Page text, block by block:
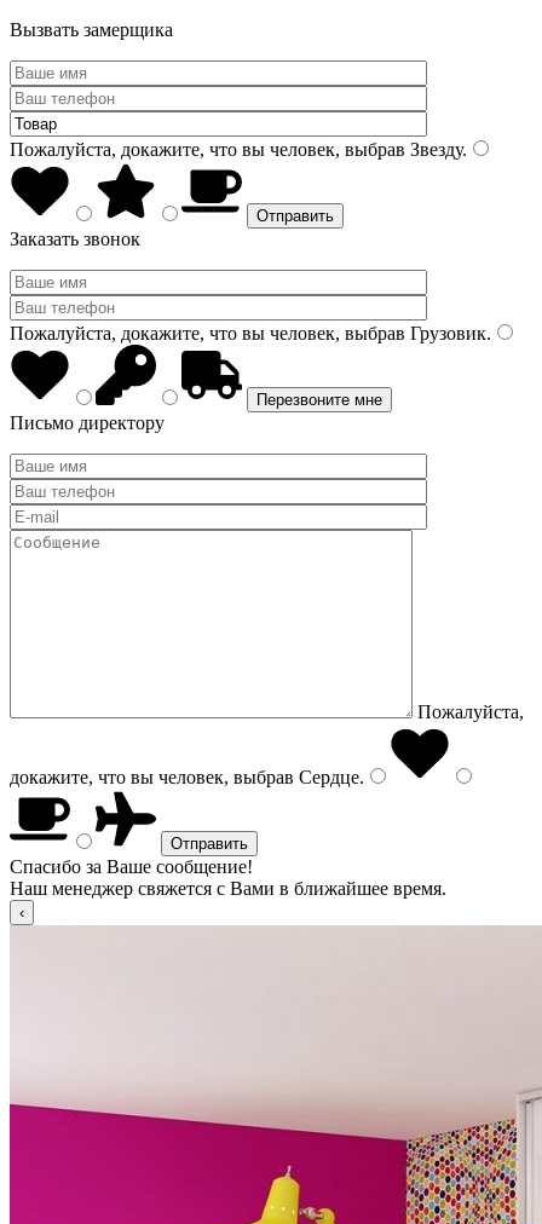
Вызвать замерщика
Пожалуйста, докажите, что вы человек, выбрав Звезду.
Заказать звонок
Пожалуйста, докажите, что вы человек, выбрав Грузовик.
Письмо директору
Пожалуйста,
докажите, что вы человек, выбрав Сердце.
Спасибо за Ваше сообщение!
Наш менеджер свяжется с Вами в ближайшее время.